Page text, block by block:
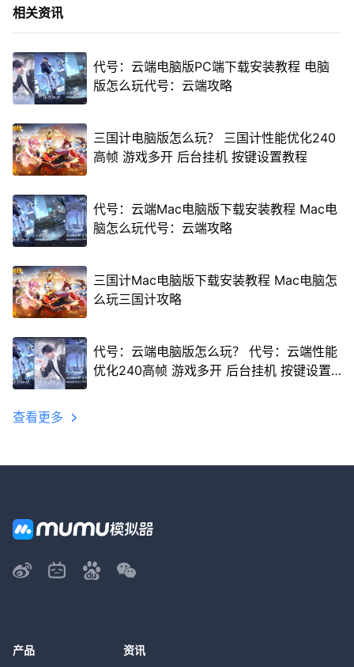
相关资讯
代号：云端电脑版PC端下载安装教程 电脑
版怎么玩代号：云端攻略
三国计电脑版怎么玩？ 三国计性能优化240
高帧 游戏多开 后台挂机 按键设置教程
代号：云端Mac电脑版下载安装教程 Mac电
脑怎么玩代号：云端攻略
三国计Mac电脑版下载安装教程 Mac电脑怎
么玩三国计攻略
代号：云端电脑版怎么玩？ 代号：云端性能
优化240高帧 游戏多开 后台挂机 按键设置
查看更多
产品 资讯